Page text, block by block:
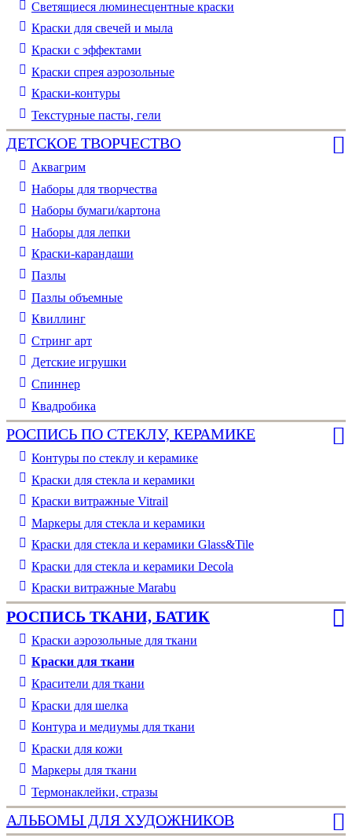
Светящиеся люминесцентные краски
Краски для свечей и мыла
Краски с эффектами
Краски спрея аэрозольные
Краски-контуры
Текстурные пасты, гели
ДЕТСКОЕ ТВОРЧЕСТВО
Аквагрим
Наборы для творчества
Наборы бумаги/картона
Наборы для лепки
Краски-карандаши
Пазлы
Пазлы объемные
Квиллинг
Стринг арт
Детские игрушки
Спиннер
Квадробика
РОСПИСЬ ПО СТЕКЛУ, КЕРАМИКЕ
Контуры по стеклу и керамике
Краски для стекла и керамики
Краски витражные Vitrail
Маркеры для стекла и керамики
Краски для стекла и керамики Glass&Tile
Краски для стекла и керамики Decola
Краски витражные Marabu
РОСПИСЬ ТКАНИ, БАТИК
Краски аэрозольные для ткани
Краски для ткани
Красители для ткани
Краски для шелка
Контура и медиумы для ткани
Краски для кожи
Маркеры для ткани
Термонаклейки, стразы
АЛЬБОМЫ ДЛЯ ХУДОЖНИКОВ